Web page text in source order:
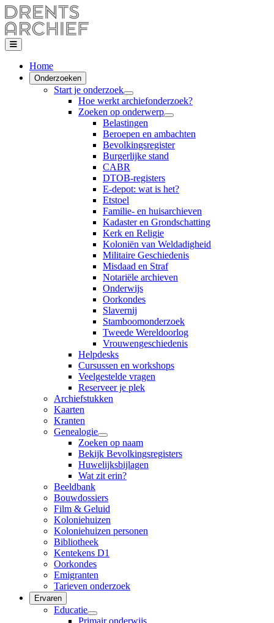
Home
Onderzoeken
Start je onderzoek
Hoe werkt archiefonderzoek?
Zoeken op onderwerp
Belastingen
Beroepen en ambachten
Bevolkingsregister
Burgerlijke stand
CABR
DTOB-registers
E-depot: wat is het?
Etstoel
Familie- en huisarchieven
Kadaster en Grondschatting
Kerk en Religie
Koloniën van Weldadigheid
Militaire Geschiedenis
Misdaad en Straf
Notariële archieven
Onderwijs
Oorkondes
Slavernij
Stamboomonderzoek
Tweede Wereldoorlog
Vrouwengeschiedenis
Helpdesks
Cursussen en workshops
Veelgestelde vragen
Reserveer je plek
Archiefstukken
Kaarten
Kranten
Genealogie
Zoeken op naam
Bekijk Bevolkingsregisters
Huwelijksbijlagen
Wat zit erin?
Beeldbank
Bouwdossiers
Film & Geluid
Koloniehuizen
Koloniehuizen personen
Bibliotheek
Kentekens D1
Oorkondes
Emigranten
Tarieven onderzoek
Ervaren
Educatie
Primair onderwijs